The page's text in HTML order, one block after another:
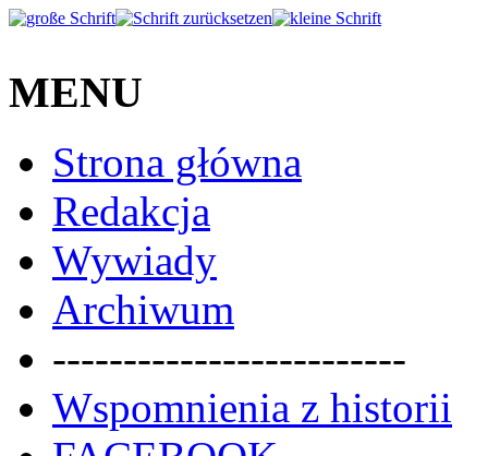
MENU
Strona główna
Redakcja
Wywiady
Archiwum
-------------------------
Wspomnienia z historii